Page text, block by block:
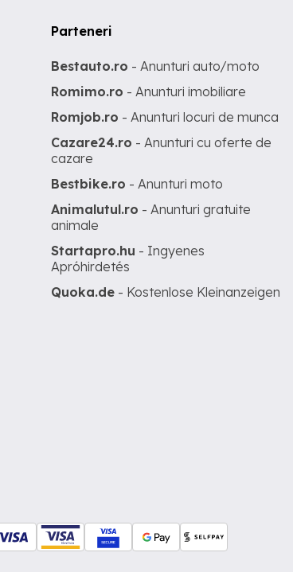
Parteneri
Bestauto.ro - Anunturi auto/moto
Romimo.ro - Anunturi imobiliare
Romjob.ro - Anunturi locuri de munca
Cazare24.ro - Anunturi cu oferte de
cazare
Bestbike.ro - Anunturi moto
Animalutul.ro - Anunturi gratuite
animale
Startapro.hu - Ingyenes
Apróhirdetés
Quoka.de - Kostenlose Kleinanzeigen